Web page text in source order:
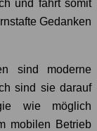
und fährt somit
Gedanken
sind moderne
sind sie darauf
wie möglich
mobilen Betrieb